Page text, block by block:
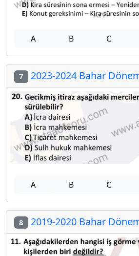
A B C
7 2023-2024 Bahar
A B C
8 2019-2020 Bahar